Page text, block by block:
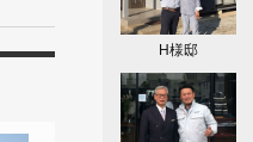
H様邸